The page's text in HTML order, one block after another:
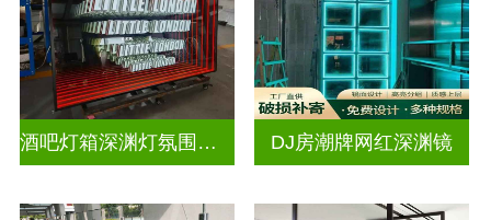
酒吧灯箱深渊灯氛围灯深渊镜 DJ房潮牌网红深渊镜